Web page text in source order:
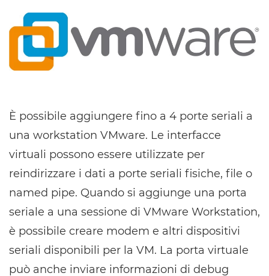
È possibile aggiungere fino a 4 porte seriali a
una workstation VMware. Le interfacce
virtuali possono essere utilizzate per
reindirizzare i dati a porte seriali fisiche, file o
named pipe. Quando si aggiunge una porta
seriale a una sessione di VMware Workstation,
è possibile creare modem e altri dispositivi
seriali disponibili per la VM. La porta virtuale
può anche inviare informazioni di debug